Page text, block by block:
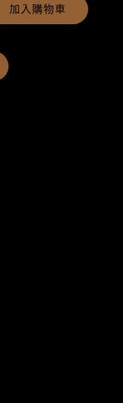
加入購物車